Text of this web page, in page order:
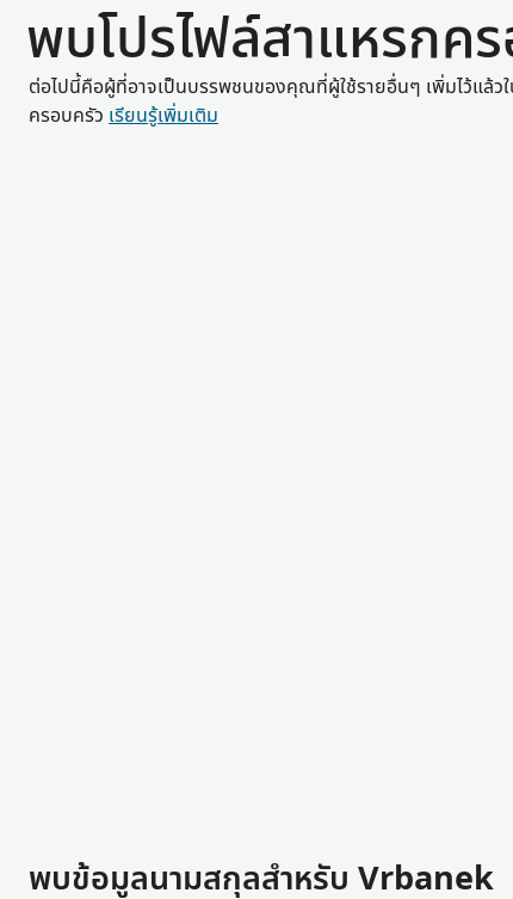
พบโปรไฟล์สาแหรกค
ต่อไปนี้คือผู้ที่อาจเป็นบรรพชนของคุณที่ผู้ใช้รายอื่นๆ เพิ่มไว้แล้ว
ครอบครัว เรียนรู้เพิ่มเติม
พบข้อมูลนามสกุลสำหรับ Vrbanek